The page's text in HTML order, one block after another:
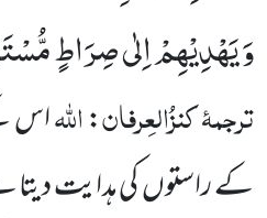
وَ یَهْدِیْهِمْ اِلٰى صِرَاطٍ
ترجمۂکنزُالعِرفان:اللہاس
کے راستوں کی ہدایت دیتا